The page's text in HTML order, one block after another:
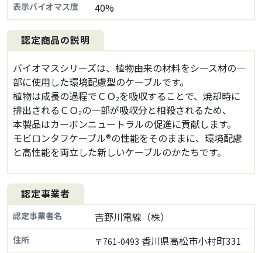
表示バイオマス度 40%
認定商品の説明
バイオマスシリーズは、植物由来の材料をシース材の一
部に使用した環境配慮型のケーブルです。
植物は成長の過程でＣＯ₂を吸収することで、焼却時に
排出されるＣＯ₂の一部が吸収分と相殺されるため、
本製品はカーボンニュートラルの促進に貢献します。
モビロンタフケーブル®の性能をそのままに、環境配慮
と高性能を両立した新しいケーブルのかたちです。
認定事業者
認定事業者名 吉野川電線（株）
住所 〒761-0493 香川県高松市小村町331